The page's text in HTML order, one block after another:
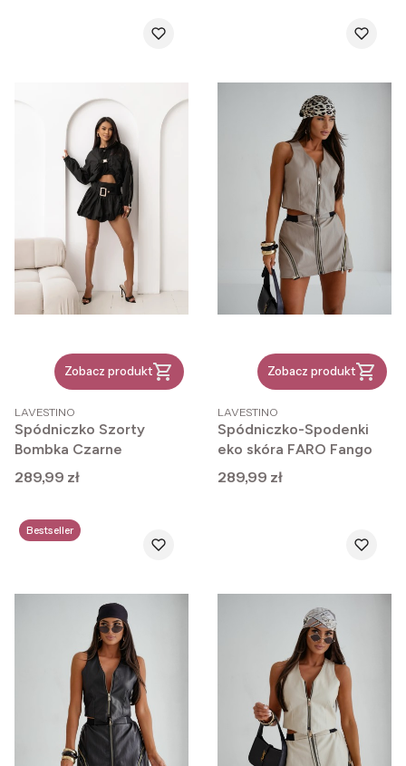
Zobacz produkt
PRODUCENT
LAVESTINO
Spódniczko Szorty
Bombka Czarne
Cena
289,99 zł
Zobacz produkt
PRODUCENT
LAVESTINO
Spódniczko-Spodenki
eko skóra FARO Fango
Cena
289,99 zł
Bestseller